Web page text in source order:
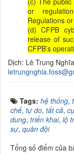
or
Regulations
(d) CFPB
release of
CFPB’s
Dịch: Lê Trung Nghĩa
Tags: hệ thống,
chế, tự do, tất cả,
dung, triển khai, lộ
sự, quân đội
Tổng số điểm của